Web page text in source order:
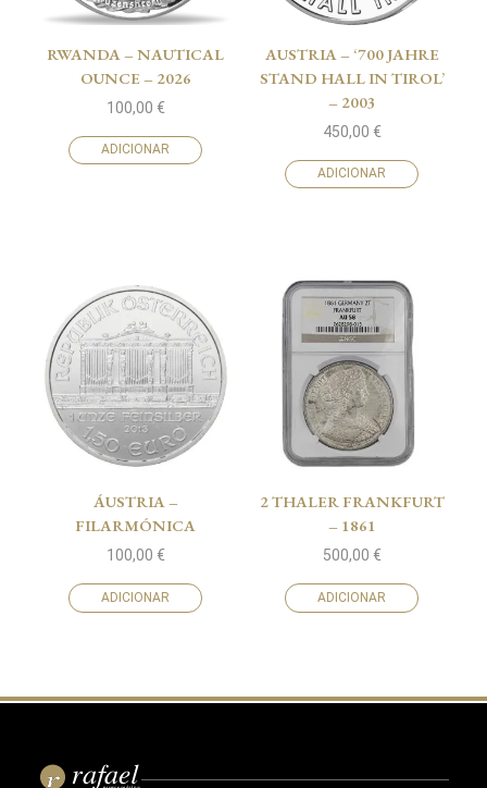
RWANDA – NAUTICAL
OUNCE – 2026
100,00 €
ADICIONAR
AUSTRIA – ‘700 JAHRE
STAND HALL IN TIROL’
– 2003
450,00 €
ADICIONAR
ÁUSTRIA –
FILARMÓNICA
100,00 €
ADICIONAR
2 THALER FRANKFURT
– 1861
500,00 €
ADICIONAR